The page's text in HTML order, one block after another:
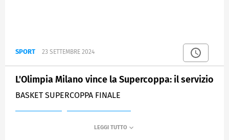
SPORT 23 SETTEMBRE 2024
L'Olimpia Milano vince la Supercoppa: il servizio
BASKET SUPERCOPPA FINALE